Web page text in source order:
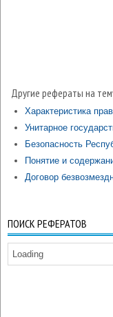
Другие рефераты на
Характеристика
Унитарное
Безопасность
Понятие и
Договор
ПОИСК РЕФЕРАТОВ
Loading